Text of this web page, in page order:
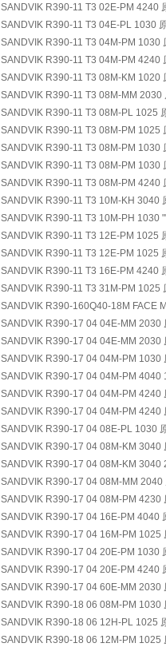
SANDVIK R390-11 T3 02E-PM 4240
SANDVIK R390-11 T3 04E-PL 1030
SANDVIK R390-11 T3 04M-PM 1030
SANDVIK R390-11 T3 04M-PM 4240
SANDVIK R390-11 T3 08M-KM 1020
SANDVIK R390-11 T3 08M-MM 2030
SANDVIK R390-11 T3 08M-PL 1025
SANDVIK R390-11 T3 08M-PM 1025
SANDVIK R390-11 T3 08M-PM 1030
SANDVIK R390-11 T3 08M-PM 1030
SANDVIK R390-11 T3 08M-PM 4240
SANDVIK R390-11 T3 10M-KH 3040
SANDVIK R390-11 T3 10M-PH 1030
SANDVIK R390-11 T3 12E-PM 1025
SANDVIK R390-11 T3 12E-PM 1025
SANDVIK R390-11 T3 16E-PM 4240
SANDVIK R390-11 T3 31M-PM 1025
SANDVIK R390-160Q40-18M FACE
SANDVIK R390-17 04 04E-MM 2030
SANDVIK R390-17 04 04E-MM 2030
SANDVIK R390-17 04 04M-PM 1030
SANDVIK R390-17 04 04M-PM 4040
SANDVIK R390-17 04 04M-PM 4240
SANDVIK R390-17 04 04M-PM 4240
SANDVIK R390-17 04 08E-PL 1030
SANDVIK R390-17 04 08M-KM 3040
SANDVIK R390-17 04 08M-KM 3040
SANDVIK R390-17 04 08M-MM 2040
SANDVIK R390-17 04 08M-PM 4230
SANDVIK R390-17 04 16E-PM 4040
SANDVIK R390-17 04 16M-PM 1025
SANDVIK R390-17 04 20E-PM 1030
SANDVIK R390-17 04 20E-PM 4240
SANDVIK R390-17 04 60E-MM 2030
SANDVIK R390-18 06 08M-PM 1030
SANDVIK R390-18 06 12H-PL 1025
SANDVIK R390-18 06 12M-PM 1025